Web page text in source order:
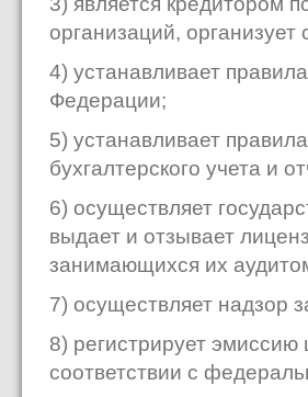
организаций,
4) устанавливает
Федерации;
5) устанавливает
бухгалтерского учета и
6) осуществляет
выдает и отзывает
занимающихся их
7) осуществляет надзор
8) регистрирует
соответствии с